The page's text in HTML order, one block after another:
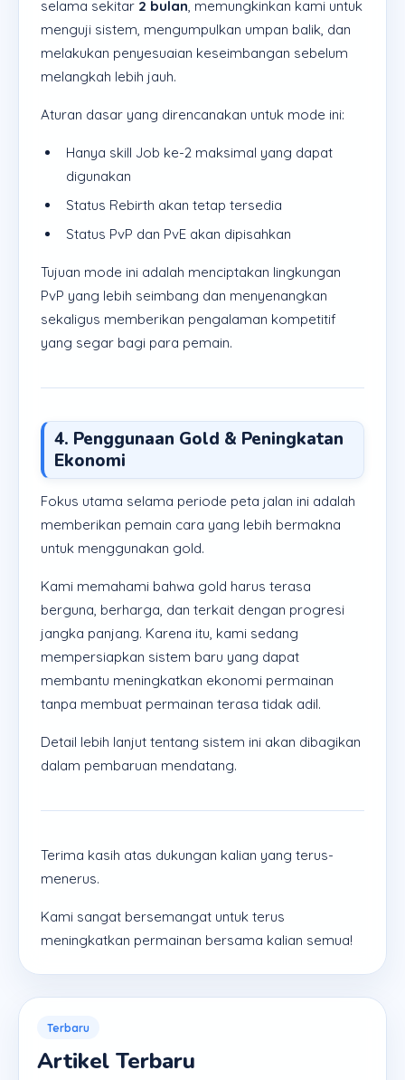
selama sekitar 2 bulan, memungkinkan kami untuk
menguji sistem, mengumpulkan umpan balik, dan
melakukan penyesuaian keseimbangan sebelum
melangkah lebih jauh.
Aturan dasar yang direncanakan untuk mode ini:
Hanya skill Job ke-2 maksimal yang dapat
digunakan
Status Rebirth akan tetap tersedia
Status PvP dan PvE akan dipisahkan
Tujuan mode ini adalah menciptakan lingkungan
PvP yang lebih seimbang dan menyenangkan
sekaligus memberikan pengalaman kompetitif
yang segar bagi para pemain.
4. Penggunaan Gold & Peningkatan
Ekonomi
Fokus utama selama periode peta jalan ini adalah
memberikan pemain cara yang lebih bermakna
untuk menggunakan gold.
Kami memahami bahwa gold harus terasa
berguna, berharga, dan terkait dengan progresi
jangka panjang. Karena itu, kami sedang
mempersiapkan sistem baru yang dapat
membantu meningkatkan ekonomi permainan
tanpa membuat permainan terasa tidak adil.
Detail lebih lanjut tentang sistem ini akan dibagikan
dalam pembaruan mendatang.
Terima kasih atas dukungan kalian yang terus-
menerus.
Kami sangat bersemangat untuk terus
meningkatkan permainan bersama kalian semua!
Terbaru
Artikel Terbaru